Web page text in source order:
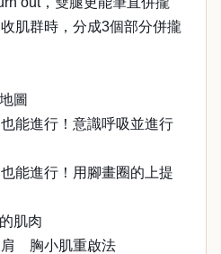
肌群時，分成3個部分併攏
圖
能進行！意識呼吸並進行
能進行！用腳畫圈的上提
肌肉
胸小肌重啟法